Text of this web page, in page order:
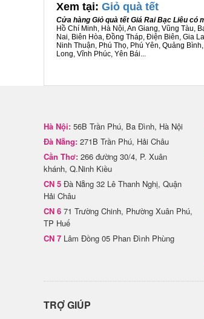
Xem tại: Giỏ quà tết
Cửa hàng Giỏ quà tết Giá Rai Bạc Liêu có
Hồ Chí Minh, Hà Nội, An Giang, Vũng Tàu,
Nai, Biên Hòa, Đồng Tháp, Điện Biên, Gia
Ninh Thuận, Phú Thọ, Phú Yên, Quảng
Long, Vĩnh Phúc, Yên Bái...
Hà Nội: 56B Trần Phú, Ba Đình, Hà Nội
Đà Nẵng: 271B Trần Phú, Hải Châu
Cần Thơ: 266 đường 30/4, P. Xuân
khánh, Q.Ninh Kiều
CN 5 Đà Nẵng 32 Lê Thanh Nghị, Quận
Hải Châu
CN 6 71 Trường Chinh, Phường Xuân Phú,
TP Huế
CN 7 Lâm Đồng 05 Phan Đình Phùng
TRỢ GIÚP